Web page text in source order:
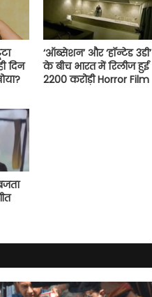
दिन
‘ऑब्सेशन’ और ‘हॉन्टेड 3डी’
के बीच भारत में रिलीज हुई
2200 करोड़ी Horror Film